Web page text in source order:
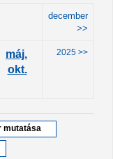
december
>>
máj.
okt.
2025 >>